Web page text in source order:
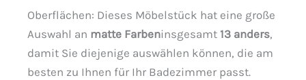
Oberflächen: Dieses Möbelstück hat eine große
Auswahl an matte Farbeninsgesamt 13 anders,
damit Sie diejenige auswählen können, die am
besten zu Ihnen für Ihr Badezimmer passt.